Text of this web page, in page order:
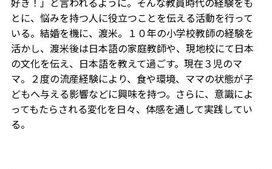
とに、悩みを持つ人に役立つことを伝える活動を行って
いる。結婚を機に、渡米。１０年の小学校教師の経験を
活かし、渡米後は日本語の家庭教師や、現地校にて日本
の文化を伝え、日本語を教えて過ごす。現在３児のマ
マ。２度の流産経験により、食や環境、ママの状態が子
どもへ与える影響などに興味を持つ。さらに、意識によ
ってもたらされる変化を日々、体感を通して実践してい
る。